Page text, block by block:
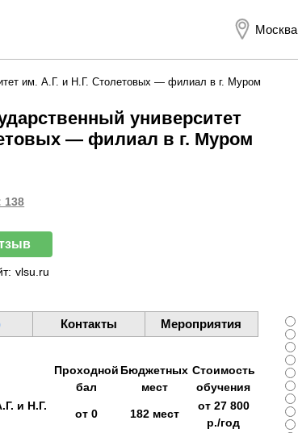
Москва
им. А.Г. и Н.Г. Столетовых — филиал в г. Муром
университет
— филиал в г. Муром
138
vlsu.ru
Контакты Мероприятия
Проходной
бал
Бюджетных
мест
Стоимость
обучения
и Н.Г.
от 0 182 мест
от27 800
р./год